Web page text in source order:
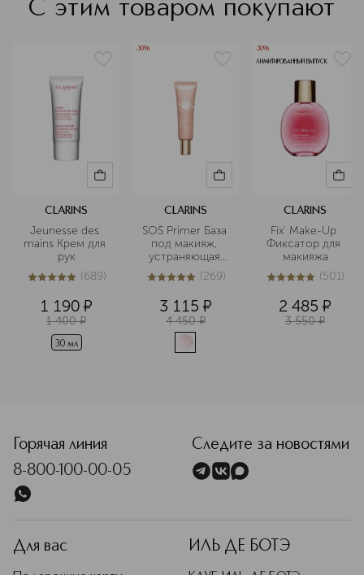
С этим товаром покупают
CLARINS
Jeunesse des
mains Крем для
рук
5из 5689 (689)
1 190 ¤
1 400 ¤
30 мл
-30%
CLARINS
SOS Primer База
под макияж,
устраняющая
следы
усталости
4.9из5269 (269)
3 115 ¤
4 450 ¤
-30%
ЛИМИТИРОВАННЫЙ ВЫПУСК
CLARINS
Fix' Make-Up
Фиксатор для
макияжа
5из 5501 (501)
2 485 ¤
3 550 ¤
Горячая линия
8-800-100-00-05
Следите за новостями
Для вас ИЛЬ ДЕ БОТЭ